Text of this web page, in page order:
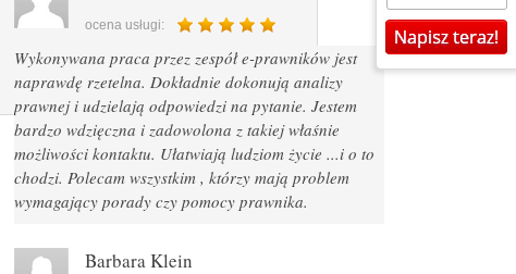
ocena usługi:
Wykonywana praca przez zespół e-prawników jest
naprawdę rzetelna. Dokładnie dokonują analizy
prawnej i udzielają odpowiedzi na pytanie. Jestem
bardzo wdzięczna i zadowolona z takiej właśnie
możliwości kontaktu. Ułatwiają ludziom życie ...i o to
chodzi. Polecam wszystkim , którzy mają problem
wymagający porady czy pomocy prawnika.
Barbara Klein